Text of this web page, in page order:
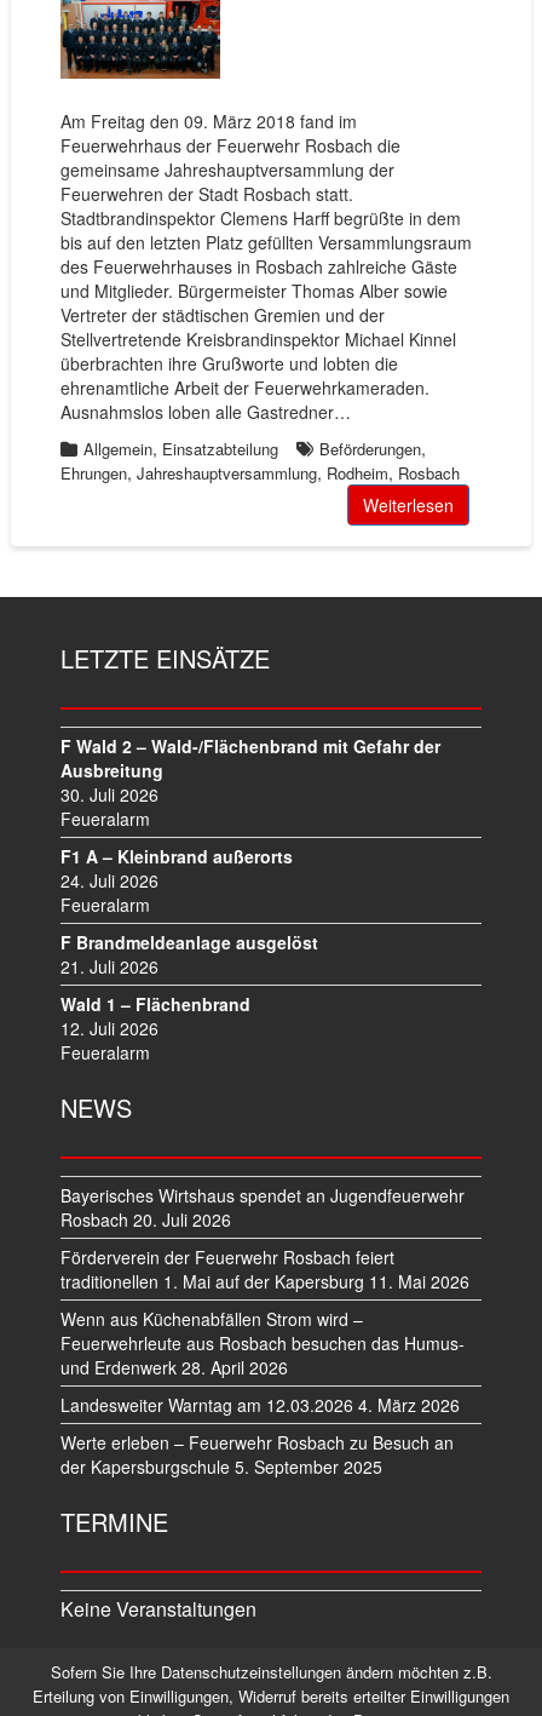
Am Freitag den 09. März 2018 fand im
Feuerwehrhaus der Feuerwehr Rosbach die
gemeinsame Jahreshauptversammlung der
Feuerwehren der Stadt Rosbach statt.
Stadtbrandinspektor Clemens Harff begrüßte in dem
bis auf den letzten Platz gefüllten Versammlungsraum
des Feuerwehrhauses in Rosbach zahlreiche Gäste
und Mitglieder. Bürgermeister Thomas Alber sowie
Vertreter der städtischen Gremien und der
Stellvertretende Kreisbrandinspektor Michael Kinnel
überbrachten ihre Grußworte und lobten die
ehrenamtliche Arbeit der Feuerwehrkameraden.
Ausnahmslos loben alle Gastredner…
Allgemein, Einsatzabteilung Beförderungen,
Ehrungen, Jahreshauptversammlung, Rodheim, Rosbach
Weiterlesen
LETZTE EINSÄTZE
F Wald 2 – Wald-/Flächenbrand mit Gefahr der
Ausbreitung
30. Juli 2026
Feueralarm
F1 A – Kleinbrand außerorts
24. Juli 2026
Feueralarm
F Brandmeldeanlage ausgelöst
21. Juli 2026
Wald 1 – Flächenbrand
12. Juli 2026
Feueralarm
NEWS
Bayerisches Wirtshaus spendet an Jugendfeuerwehr
Rosbach 20. Juli 2026
Förderverein der Feuerwehr Rosbach feiert
traditionellen 1. Mai auf der Kapersburg 11. Mai 2026
Wenn aus Küchenabfällen Strom wird –
Feuerwehrleute aus Rosbach besuchen das Humus-
und Erdenwerk 28. April 2026
Landesweiter Warntag am 12.03.2026 4. März 2026
Werte erleben – Feuerwehr Rosbach zu Besuch an
der Kapersburgschule 5. September 2025
TERMINE
Keine Veranstaltungen
Datenschutz Impressum
Sofern Sie Ihre Datenschutzeinstellungen ändern möchten z.B.
Erteilung von Einwilligungen, Widerruf bereits erteilter Einwilligungen